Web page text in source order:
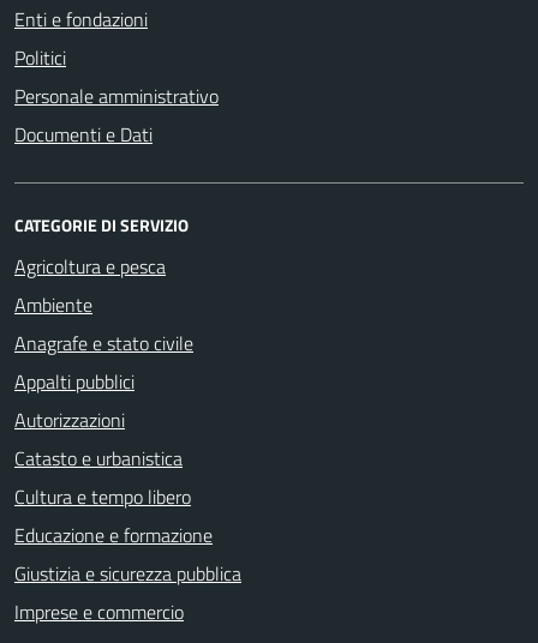
Enti e fondazioni
Politici
Personale amministrativo
Documenti e Dati
CATEGORIE DI SERVIZIO
Agricoltura e pesca
Ambiente
Anagrafe e stato civile
Appalti pubblici
Autorizzazioni
Catasto e urbanistica
Cultura e tempo libero
Educazione e formazione
Giustizia e sicurezza pubblica
Imprese e commercio